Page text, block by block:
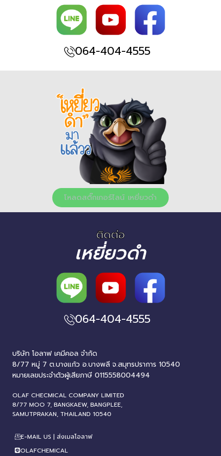
064-404-4555
โหลดสติ๊กเกอร์ไลน์ เหยี่ยวดำ
ติดต่อ
เหยี่ยวดำ
064-404-4555
บริษัท โอลาฟ เคมีคอล จำกัด
8/77 หมู่ 7 ต.บางแก้ว อ.บางพลี จ.สมุทรปราการ 10540
หมายเลขประจำตัวผู้เสียภาษี 0115558004494
OLAF CHECMICAL COMPANY LIMITED
8/77 MOO 7, BANGKAEW, BANGPLEE,
SAMUTPRAKAN, THAILAND 10540
E-MAIL US | ส่งเมลโอลาฟ
OLAFCHEMICAL